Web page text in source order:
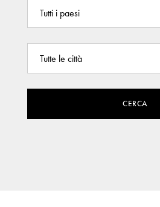
CERCA